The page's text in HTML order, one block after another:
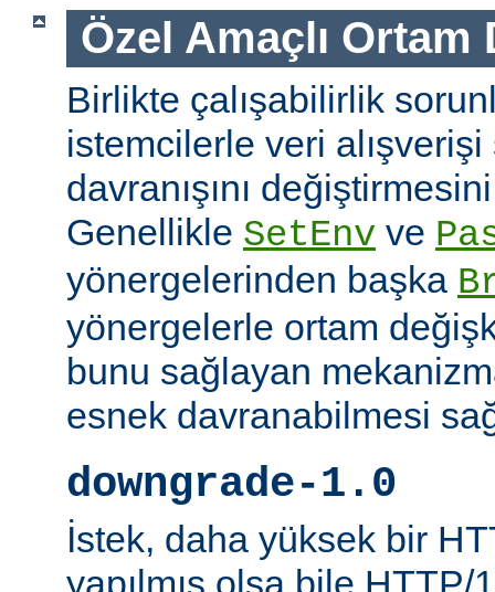
Özel Amaçlı
Birlikte çalışabilirlik
istemcilerle veri alışverişi
davranışını
Genellikle SetEnv ve
yönergelerinden başka
yönergelerle ortam
bunu sağlayan
esnek davranabilmesi
downgrade-1.0
İstek, daha yüksek bir
yapılmış olsa bile